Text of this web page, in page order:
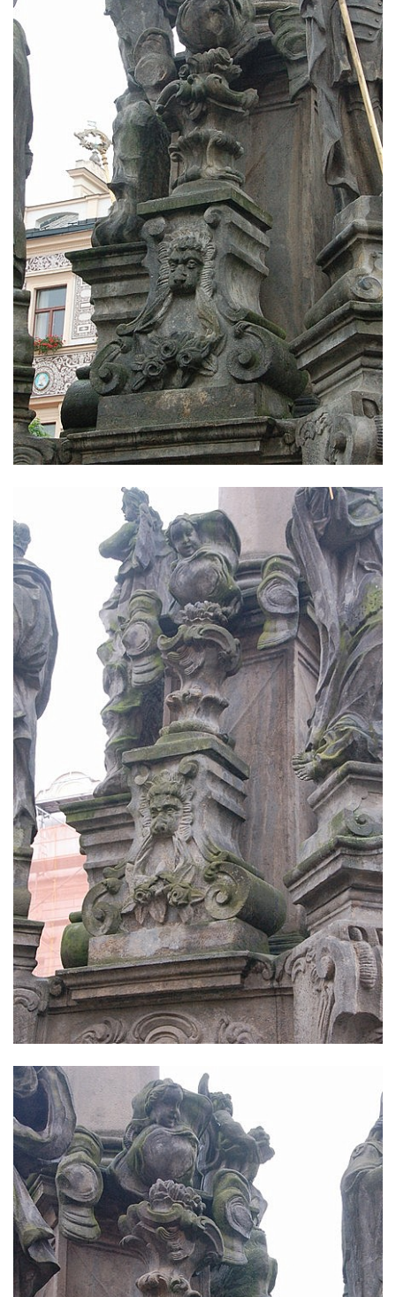
Sloup Panny Marie v Sokolově
Sloup Nejsvětější Trojice v Rumburku
Sloup Nejsvětější Trojice ve Šluknově
Sloup Nejsvětější Trojice v Kadani